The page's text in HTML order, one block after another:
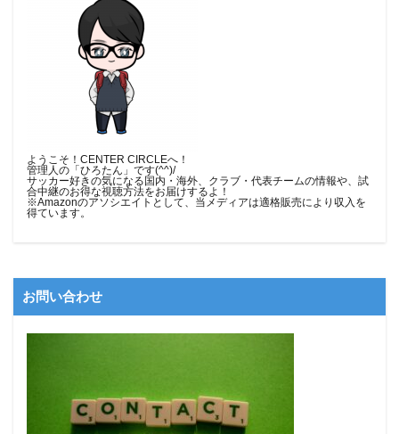
ようこそ！CENTER CIRCLEへ！
管理人の「ひろたん」です(^^)/
サッカー好きの気になる国内・海外、クラブ・代表チームの情報や、試
合中継のお得な視聴方法をお届けするよ！
※Amazonのアソシエイトとして、当メディアは適格販売により収入を
得ています。
お問い合わせ